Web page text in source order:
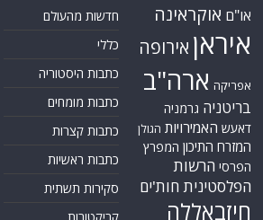
או"ם אוקראינה
איראן אירופה
אפריקה ארה"ב
בריטניה גרמניה
דאעש האמירויות הגולן
המזרח התיכון המפרץ
הפרסי הרשות
הפלסטינית חות'ים
חיזבאללה
חדשות מהעולם
כללי
כתבות היסטוריה
כתבות מומחים
כתבות קצרות
כתבות ראשיות
סקירות תשתית